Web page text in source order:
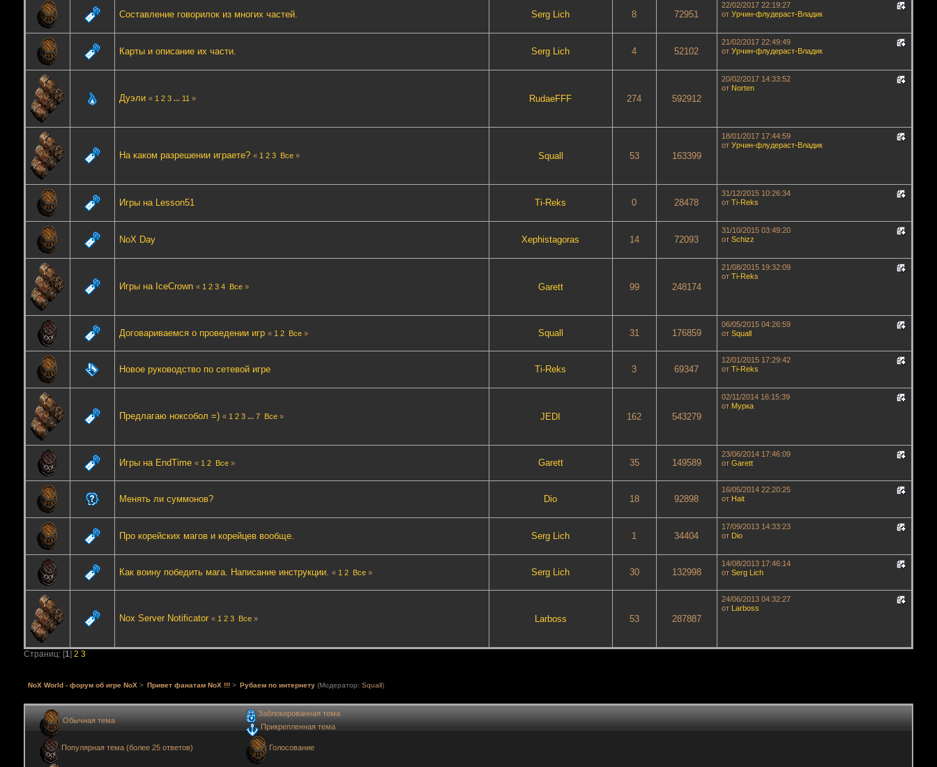
Составление говорилок из многих частей. Serg Lich 8 72951
22/02/2017 22:19:27
отУрчин-флудераст-Владик
Карты и описание их части. Serg Lich 4 52102
21/02/2017 22:49:49
отУрчин-флудераст-Владик
Дуэли « 1 2 3 ... 11 » RudaeFFF 274 592912
20/02/2017 14:33:52
от Norten
На каком разрешении играете? « 1 2 3 Все » Squall 53 163399
18/01/2017 17:44:59
отУрчин-флудераст-Владик
Игры на Lesson51 Ti-Reks 0 28478
31/12/2015 10:26:34
отTi-Reks
NoX Day Xephistagoras 14 72093
31/10/2015 03:49:20
отSchizz
Игры на IceCrown « 1 2 3 4 Все » Garett 99 248174
21/08/2015 19:32:09
отTi-Reks
Договариваемся о проведении игр « 1 2 Все » Squall 31 176859
06/05/2015 04:26:59
отSquall
Новое руководство по сетевой игре Ti-Reks 3 69347
12/01/2015 17:29:42
отTi-Reks
Предлагаю ноксобол =) « 1 2 3 ...7 Все » JEDI 162 543279
02/11/2014 16:15:39
от Мурка
Игры на EndTime « 1 2 Все » Garett 35 149589
23/06/2014 17:46:09
отGarett
Менять ли суммонов? Dio 18 92898
16/05/2014 22:20:25
от Hait
Про корейских магов и корейцев вообще. Serg Lich 1 34404
17/09/2013 14:33:23
от Dio
Как воину победить мага. Написание инструкции. « 1 2 Все » Serg Lich 30 132998
14/08/2013 17:46:14
отSerg Lich
Nox Server Notificator « 1 2 3 Все » Lаrboss 53 287887
24/06/2013 04:32:27
от Lаrboss
Страниц: [1] 2 3
NoX World - форум об игре NoX > Привет фанатам NoX !!! > Рубаем по интернету (Модератор:Squall)
Обычная тема
Популярная тема (более 25 ответов)
Заблокированная тема
Прикрепленная тема
Голосование